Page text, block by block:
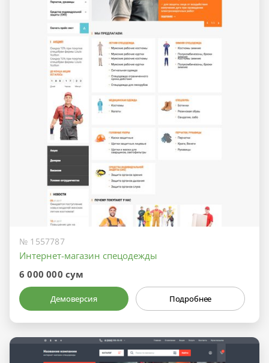
№ 1557787
Интернет-магазин спецодежды
6 000 000 сум
Демоверсия Подробнее